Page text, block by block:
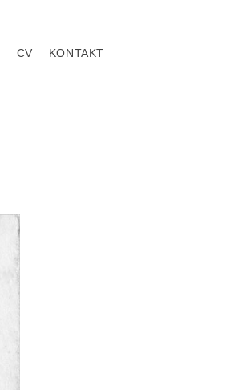
CV KONTAKT